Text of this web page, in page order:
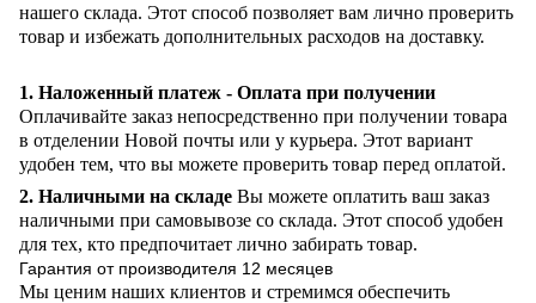
нашего склада. Этот способ позволяет вам лично проверить
товар и избежать дополнительных расходов на доставку.
1. Наложенный платеж - Оплата при получении
Оплачивайте заказ непосредственно при получении товара
в отделении Новой почты или у курьера. Этот вариант
удобен тем, что вы можете проверить товар перед оплатой.
2. Наличными на складе Вы можете оплатить ваш заказ
наличными при самовывозе со склада. Этот способ удобен
для тех, кто предпочитает лично забирать товар.
Гарантия от производителя 12 месяцев
Мы ценим наших клиентов и стремимся обеспечить